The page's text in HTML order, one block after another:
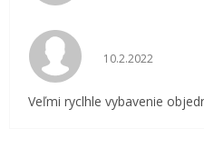
Hodnotenie
10.2.2022
Veľmi ryclhle vybavenie